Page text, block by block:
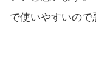
で使いやすいので